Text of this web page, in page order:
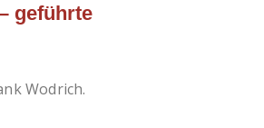
geführte
Wodrich.